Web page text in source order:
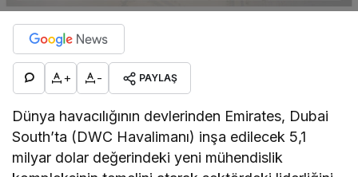
+ - PAYLAŞ
Dünya havacılığının devlerinden Emirates, Dubai
South’ta (DWC Havalimanı) inşa edilecek 5,1
milyar dolar değerindeki yeni mühendislik